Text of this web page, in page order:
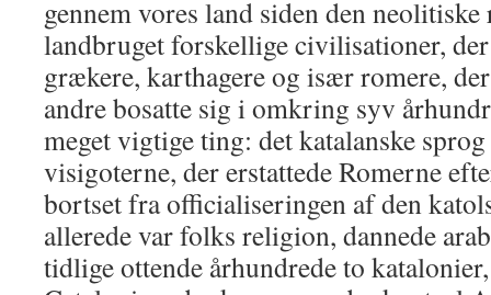
gennem vores land siden den
landbruget forskellige civilisationer,
grækere, karthagere og især romere,
andre bosatte sig i omkring syv
meget vigtige ting: det katalanske
visigoterne, der erstattede Romerne
bortset fra officialiseringen af ​​den
allerede var folks religion, dannede
tidlige ottende århundrede to